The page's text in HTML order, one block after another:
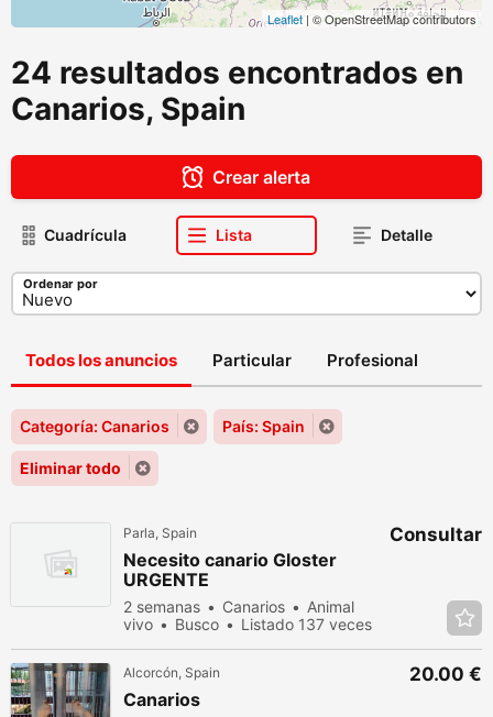
Leaflet | © OpenStreetMap contributors
24 resultados encontrados en
Canarios, Spain
Crear alerta
Cuadrícula Lista Detalle
Ordenar por
Todos los anuncios Particular Profesional
Categoría: Canarios País: Spain
Eliminar todo
Parla, Spain
Necesito canario Gloster
URGENTE
2 semanas Canarios
Animal
vivo
Busco
Listado 137 veces
Consultar
Alcorcón, Spain
Canarios
20.00 €